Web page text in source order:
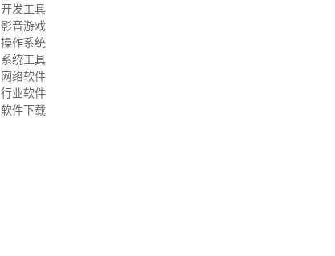
开发工具
影音游戏
操作系统
系统工具
网络软件
行业软件
软件下载